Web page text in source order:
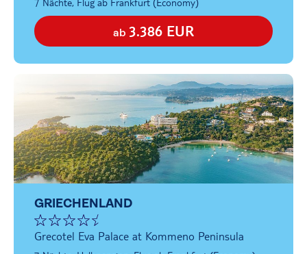
ab 3.386 EUR
GRIECHENLAND
Grecotel Eva Palace at Kommeno Peninsula